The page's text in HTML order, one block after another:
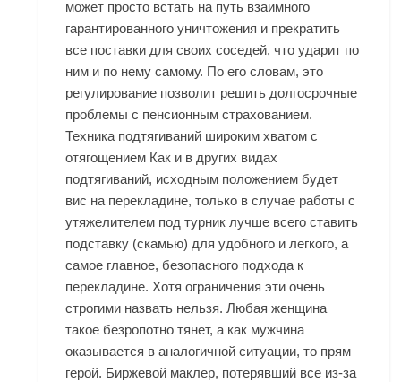
может просто встать на путь взаимного
гарантированного уничтожения и прекратить
все поставки для своих соседей, что ударит по
ним и по нему самому. По его словам, это
регулирование позволит решить долгосрочные
проблемы с пенсионным страхованием.
Техника подтягиваний широким хватом с
отягощением Как и в других видах
подтягиваний, исходным положением будет
вис на перекладине, только в случае работы с
утяжелителем под турник лучше всего ставить
подставку (скамью) для удобного и легкого, а
самое главное, безопасного подхода к
перекладине. Хотя ограничения эти очень
строгими назвать нельзя. Любая женщина
такое безропотно тянет, а как мужчина
оказывается в аналогичной ситуации, то прям
герой. Биржевой маклер, потерявший все из-за